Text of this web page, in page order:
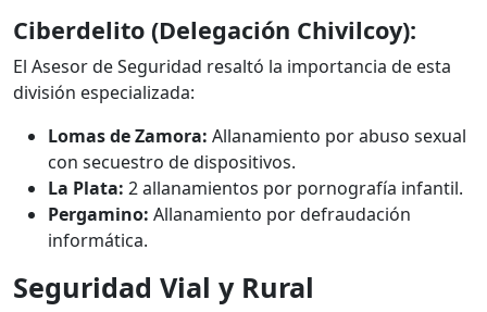
Ciberdelito (Delegación Chivilcoy):
El Asesor de Seguridad resaltó la importancia de esta
división especializada:
Lomas de Zamora: Allanamiento por abuso sexual
con secuestro de dispositivos.
La Plata: 2 allanamientos por pornografía infantil.
Pergamino: Allanamiento por defraudación
informática.
Seguridad Vial y Rural